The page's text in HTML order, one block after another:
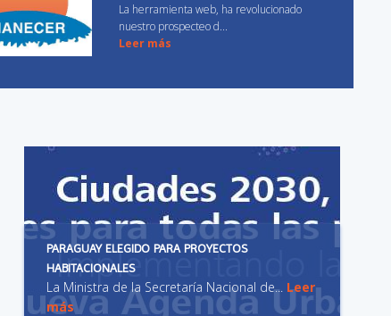
La herramienta web, ha revolucionado
nuestro prospecteo d...
Leer más
HIDROCENTER
Leer más
GHATTAS HOME
INFO OBRAS es una herramienta que
revolucionó nues...
Leer más
PARAGUAY ELEGIDO PARA PROYECTOS
HABITACIONALES
La Ministra de la Secretaría Nacional de... Leer
más